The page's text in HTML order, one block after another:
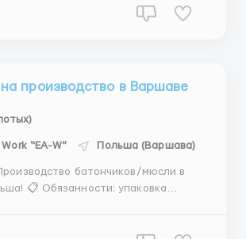
прием и выдачу товаров,
производство в Варшаве
“EA-W” Польша (Варшава)
батончиков/мюсли в
упаковка